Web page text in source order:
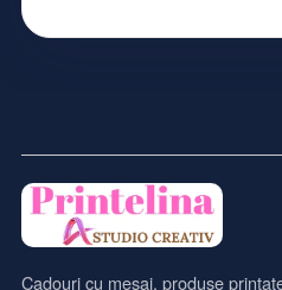
Cadouri cu mesaj, produse